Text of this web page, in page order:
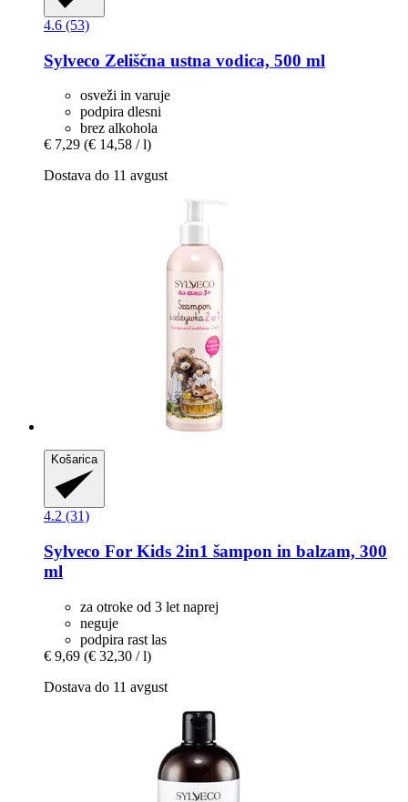
4.6 (53)
Sylveco Zeliščna ustna vodica, 500 ml
osveži in varuje
podpira dlesni
brez alkohola
€ 7,29 (€ 14,58 / l)
Dostava do 11 avgust
Košarica
4.2 (31)
Sylveco For Kids 2in1 šampon in balzam, 300
ml
za otroke od 3 let naprej
neguje
podpira rast las
€ 9,69 (€ 32,30 / l)
Dostava do 11 avgust